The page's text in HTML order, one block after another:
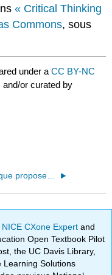
« Critical Thinking
Commons, sous
under aCC BY-NC
or curated by
1.2 : Ce que propose ce livre
NICE CXone Expertand
Open Textbook Pilot
the UC Davis Library,
Learning Solutions